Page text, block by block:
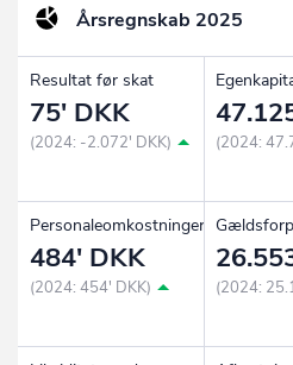
Årsregnskab 2025
Resultat før skat
75' DKK
(2024: -2.072' DKK) (2024:
Personaleomkostninger
484' DKK
(2024: 454' DKK) (2024: